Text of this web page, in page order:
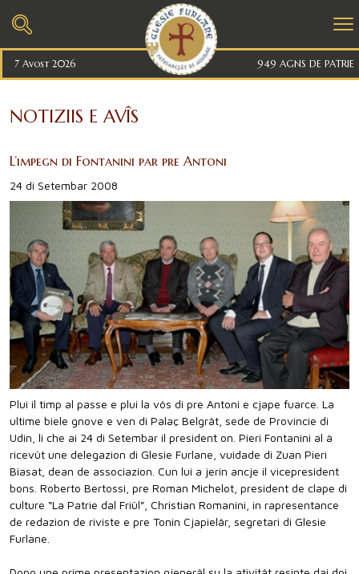
7 Avost 2026 949 AGNS DE PATRIE
NOTIZIIS E AVÎS
L’impegn di Fontanini par pre Antoni
24 di Setembar 2008
Plui il timp al passe e plui la vôs di pre Antoni e cjape fuarce. La
ultime biele gnove e ven di Palaç Belgrât, sede de Provincie di
Udin, li che ai 24 di Setembar il president on. Pieri Fontanini al à
ricevût une delegazion di Glesie Furlane, vuidade di Zuan Pieri
Biasat, dean de associazion. Cun lui a jerin ancje il vicepresident
bons. Roberto Bertossi, pre Roman Michelot, president de clape di
culture “La Patrie dal Friûl”, Christian Romanini, in rapresentance
de redazion de riviste e pre Tonin Cjapielâr, segretari di Glesie
Furlane.